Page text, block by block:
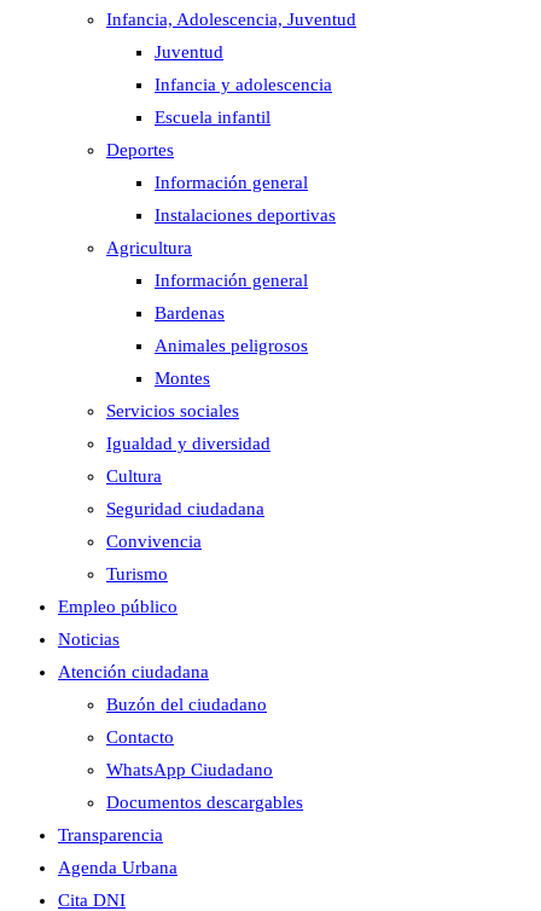
Infancia, Adolescencia, Juventud
Juventud
Infancia y adolescencia
Escuela infantil
Deportes
Información general
Instalaciones deportivas
Agricultura
Información general
Bardenas
Animales peligrosos
Montes
Servicios sociales
Igualdad y diversidad
Cultura
Seguridad ciudadana
Convivencia
Turismo
Empleo público
Noticias
Atención ciudadana
Buzón del ciudadano
Contacto
WhatsApp Ciudadano
Documentos descargables
Transparencia
Agenda Urbana
Cita DNI